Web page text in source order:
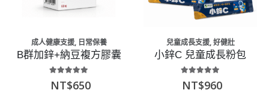
成人健康支援, 日常保養
B群加鋅+納豆複方膠囊
out of 5
NT$650
兒童成長支援,好健壯
小鋅C 兒童成長粉包
out of 5
NT$960